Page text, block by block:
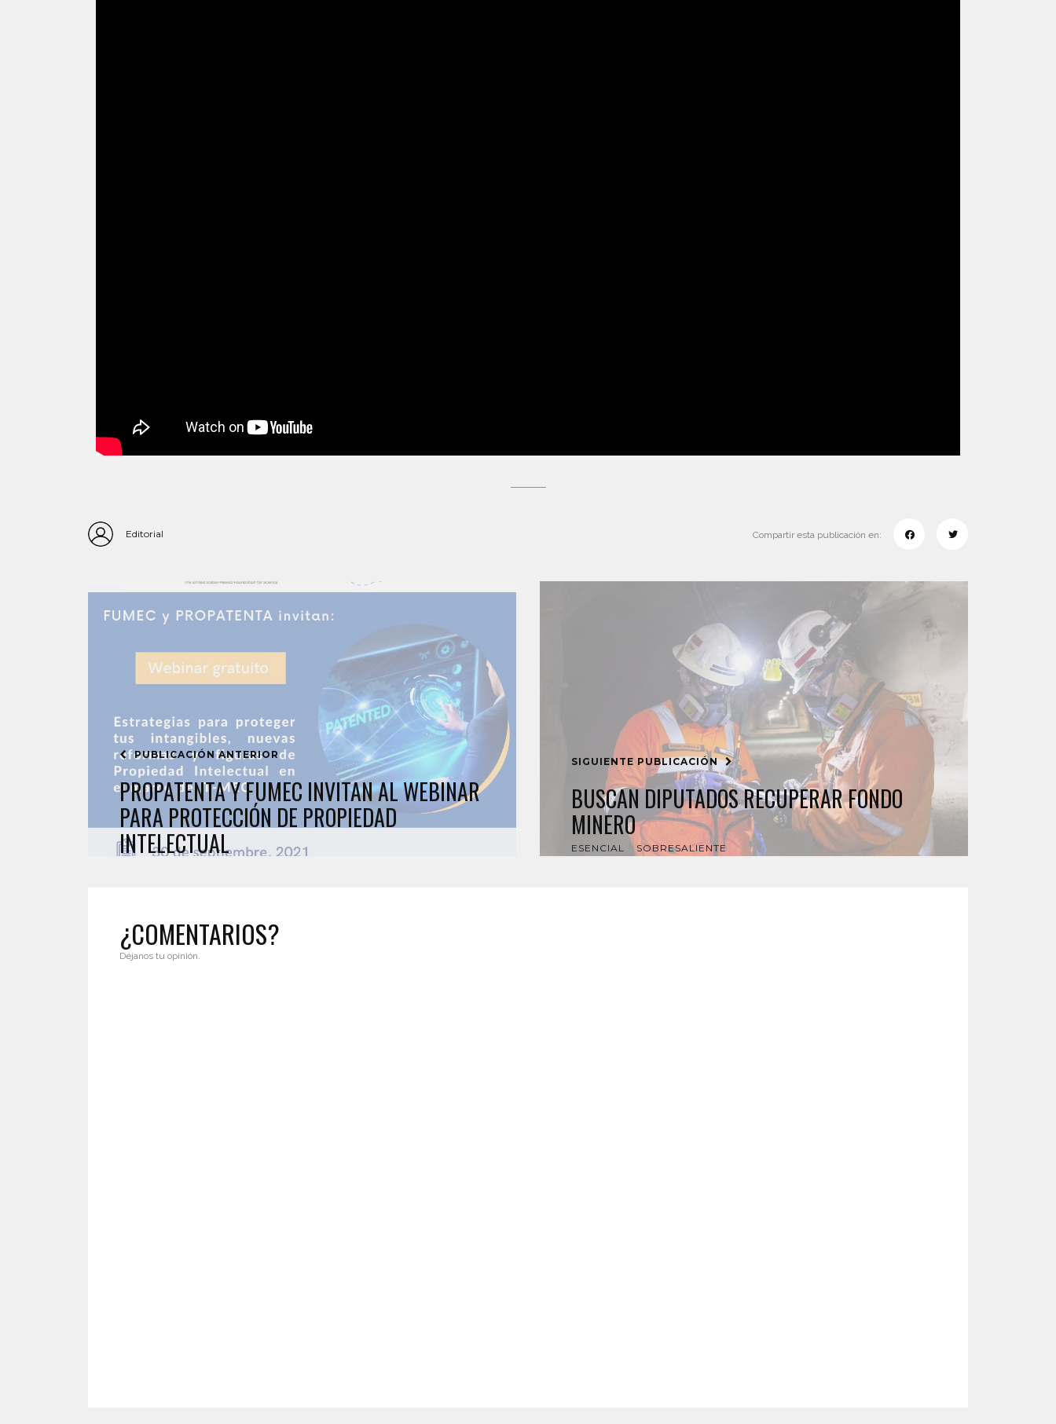
Editorial Compartir esta publicación en:
PUBLICACIÓN ANTERIOR
PROPATENTA Y FUMEC INVITAN AL WEBINAR
PARA PROTECCIÓN DE PROPIEDAD
INTELECTUAL
SIGUIENTE PUBLICACIÓN
BUSCAN DIPUTADOS RECUPERAR FONDO
MINERO
ESENCIAL SOBRESALIENTE
¿COMENTARIOS?
Déjanos tu opinión.